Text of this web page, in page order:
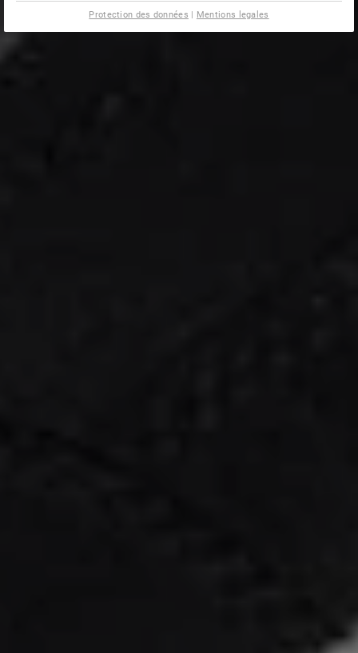
Protection des données | Mentions legales